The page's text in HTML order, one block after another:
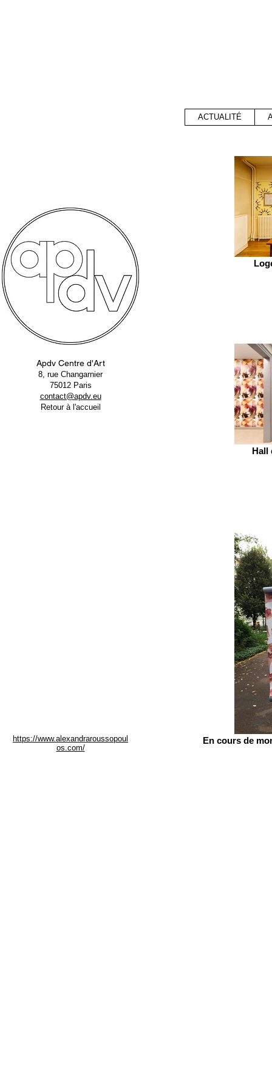
https://www.alexandraroussopoul
os.com/
Hall
En cours de
ACTUALITÉ
Retour à l'accueil
Apdv Centre d'Art
8, rue Changarnier
75012 Paris
contact@apdv.eu